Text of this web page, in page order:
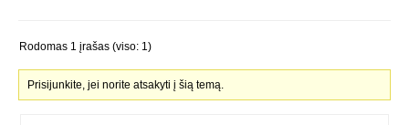
Rodomas 1 įrašas (viso: 1)
Prisijunkite, jei norite atsakyti į šią temą.